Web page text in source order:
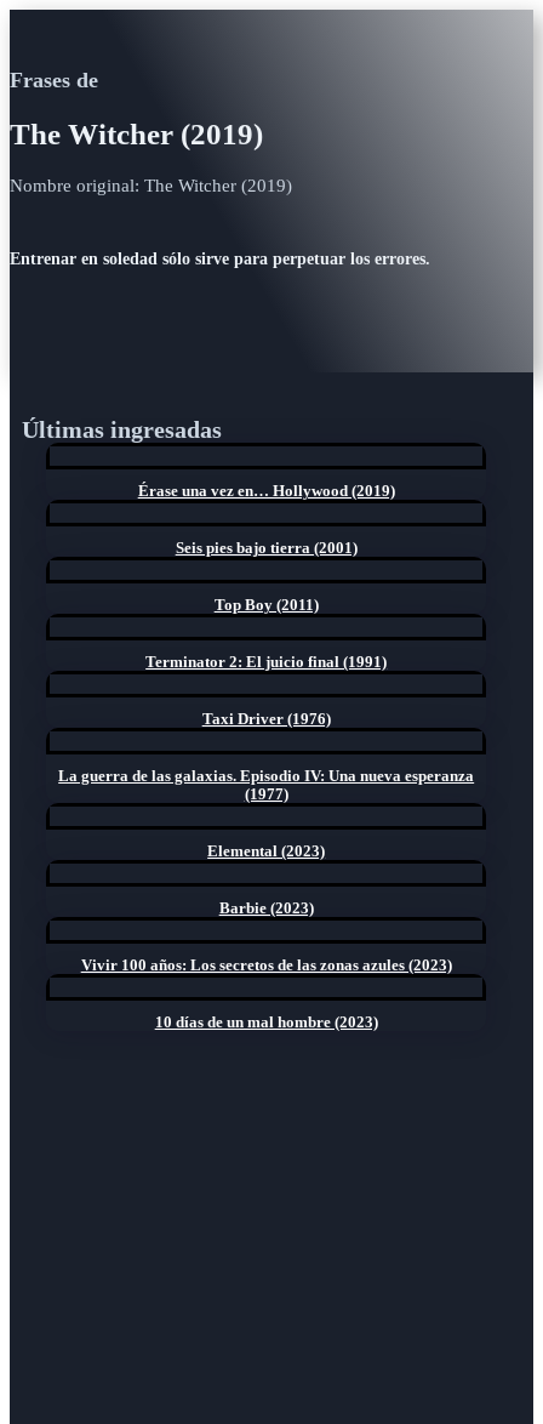
Frases de
The Witcher (2019)
Nombre original: The Witcher (2019)
Entrenar en soledad sólo sirve para perpetuar los errores.
Últimas ingresadas
Érase una vez en… Hollywood (2019)
Seis pies bajo tierra (2001)
Top Boy (2011)
Terminator 2: El juicio final (1991)
Taxi Driver (1976)
La guerra de las galaxias. Episodio IV: Una nueva esperanza
(1977)
Elemental (2023)
Barbie (2023)
Vivir 100 años: Los secretos de las zonas azules (2023)
10 días de un mal hombre (2023)